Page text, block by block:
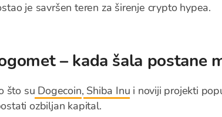
je savršen teren za širenje crypto hypea.
– kada šala postane
što su Dogecoin, Shiba Inu i noviji projekti
ozbiljan kapital.